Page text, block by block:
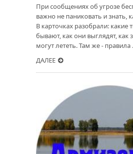
При сообщениях об угрозе
важно не паниковать и знать,
В карточках разобрали:
бывают, как они выглядят, как
могут лететь. Там же - правила
ДАЛЕЕ